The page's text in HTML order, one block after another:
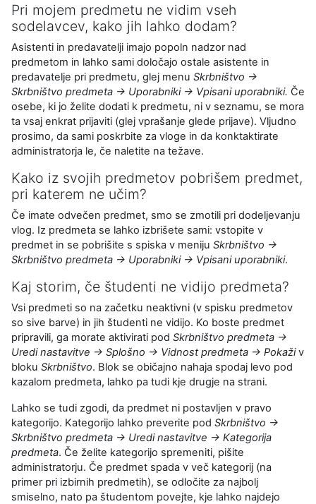
Pri mojem predmetu ne vidim vseh
sodelavcev, kako jih lahko dodam?
Asistenti in predavatelji imajo popoln nadzor nad
predmetom in lahko sami določajo ostale asistente in
predavatelje pri predmetu, glej menu Skrbništvo →
Skrbništvo predmeta → Uporabniki → Vpisani uporabniki. Če
osebe, ki jo želite dodati k predmetu, ni v seznamu, se mora
ta vsaj enkrat prijaviti (glej vprašanje glede prijave). Vljudno
prosimo, da sami poskrbite za vloge in da konktaktirate
administratorja le, če naletite na težave.
Kako iz svojih predmetov pobrišem predmet,
pri katerem ne učim?
Če imate odvečen predmet, smo se zmotili pri dodeljevanju
vlog. Iz predmeta se lahko izbrišete sami: vstopite v
predmet in se pobrišite s spiska v meniju Skrbništvo →
Skrbništvo predmeta → Uporabniki → Vpisani uporabniki.
Kaj storim, če študenti ne vidijo predmeta?
Vsi predmeti so na začetku neaktivni (v spisku predmetov
so sive barve) in jih študenti ne vidijo. Ko boste predmet
pripravili, ga morate aktivirati pod Skrbništvo predmeta →
Uredi nastavitve → Splošno → Vidnost predmeta → Pokaživ
bloku Skrbništvo. Blok se običajno nahaja spodaj levo pod
kazalom predmeta, lahko pa tudi kje drugje na strani.
Lahko se tudi zgodi, da predmet ni postavljen v pravo
kategorijo. Kategorijo lahko preverite pod Skrbništvo →
Skrbništvo predmeta → Uredi nastavitve → Kategorija
predmeta. Če želite kategorijo spremeniti, pišite
administratorju. Če predmet spada v več kategorij (na
primer pri izbirnih predmetih), se odločite za najbolj
smiselno, nato pa študentom povejte, kje lahko najdejo